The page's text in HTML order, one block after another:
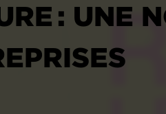
: UNE